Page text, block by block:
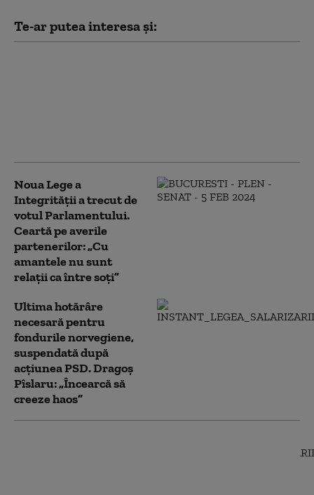
Te-ar putea interesa și:
Noua Lege a
Integrității a trecut de
votul Parlamentului.
Ceartă pe averile
partenerilor: „Cu
amantele nu sunt
relații ca între soți”
Ultima hotărâre
necesară pentru
fondurile norvegiene,
suspendată după
acțiunea PSD. Dragoș
Pîslaru: „Încearcă să
creeze haos”